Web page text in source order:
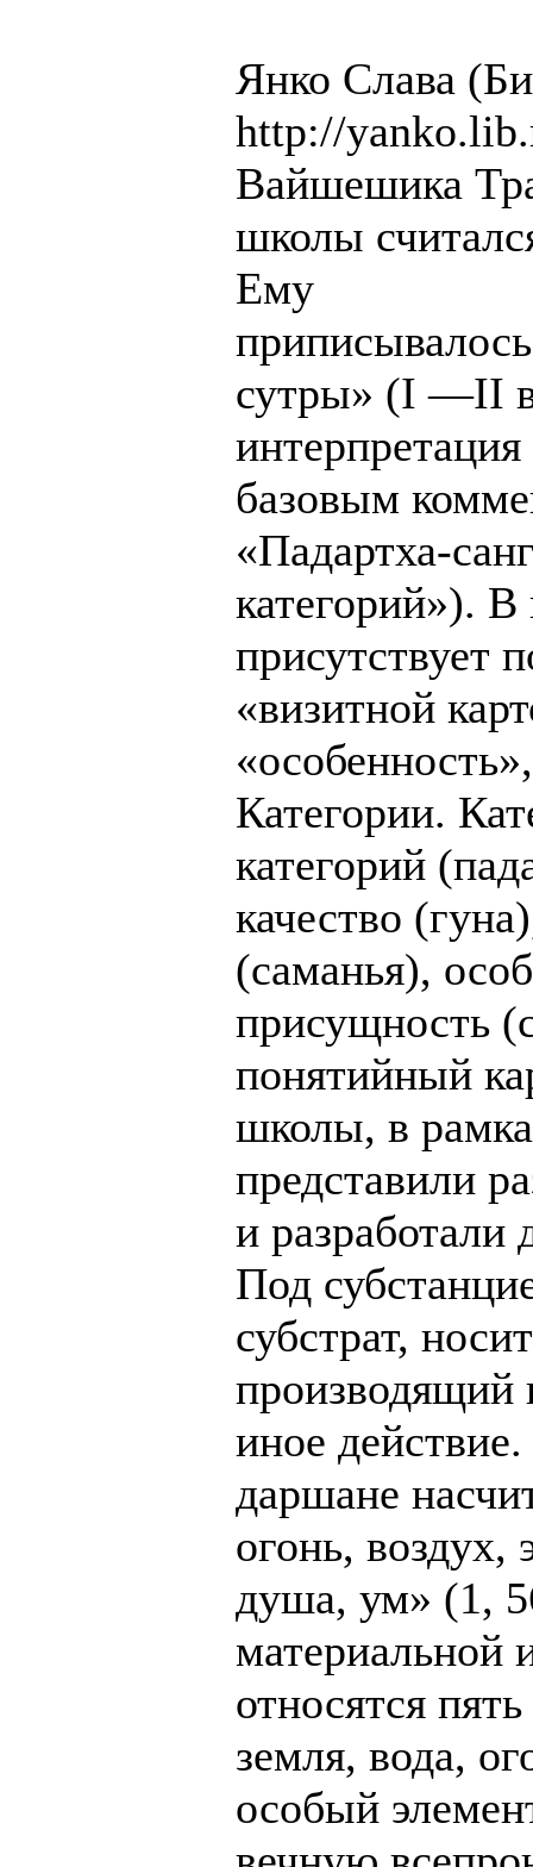
Янко Слава
http://
Вайшешика
школы
Ему
сутры» (I —II
интерпретация
базовым
«Падартха-
категорий»).
присутствует
«визитной
Категории.
категорий
качество
(саманья),
присущность
понятийный
школы, в
представили
и разработали
Под
субстрат,
производящий
иное
даршане
огонь, воздух,
душа, ум» (1,
материальной
относятся
земля, вода,
особый